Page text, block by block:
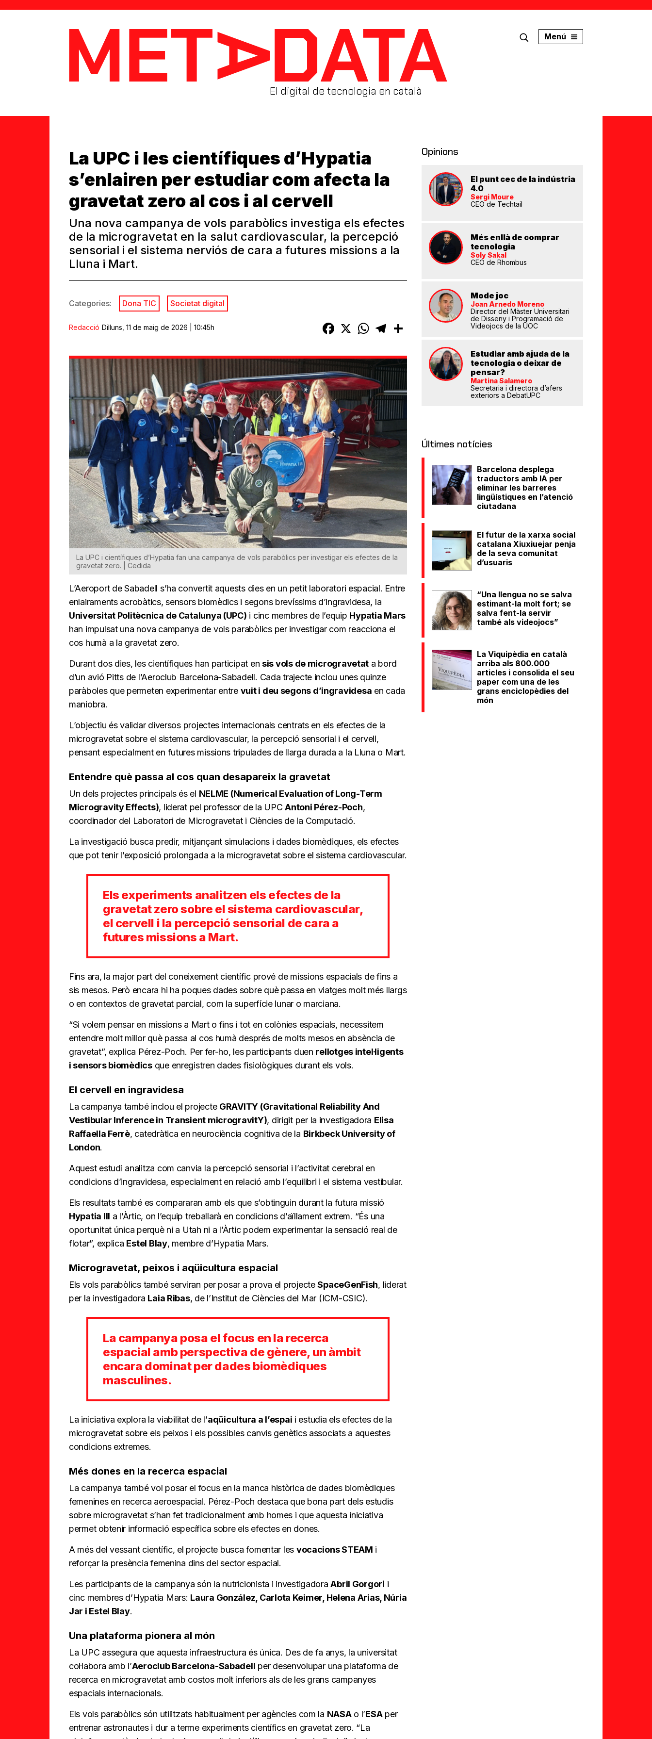
MetaData
El digital de tecnologia en català
Menú
La UPC i les científiques d’Hypatia
s’enlairen per estudiar com afecta la
gravetat zero al cos i al cervell
Una nova campanya de vols parabòlics investiga els efectes
de la microgravetat en la salut cardiovascular, la percepció
sensorial i el sistema nerviós de cara a futures missions a la
Lluna i Mart.
Categories: Dona TIC Societat digital
Redacció Dilluns, 11 de maig de 2026 | 10:45h Facebook
X WhatsAppTelegramComparteix
La UPC i científiques d’Hypatia fan una campanya de vols parabòlics per investigar els efectes de la
gravetat zero. | Cedida
L’Aeroport de Sabadell s’ha convertit aquests dies en un petit laboratori espacial. Entre
enlairaments acrobàtics, sensors biomèdics i segons brevíssims d’ingravidesa, la
Universitat Politècnica de Catalunya (UPC) i cinc membres de l’equip Hypatia Mars
han impulsat una nova campanya de vols parabòlics per investigar com reacciona el
cos humà a la gravetat zero.
Durant dos dies, les científiques han participat en sis vols de microgravetat a bord
d’un avió Pitts de l’Aeroclub Barcelona-Sabadell. Cada trajecte inclou unes quinze
paràboles que permeten experimentar entre vuit i deu segons d’ingravidesa en cada
maniobra.
L’objectiu és validar diversos projectes internacionals centrats en els efectes de la
microgravetat sobre el sistema cardiovascular, la percepció sensorial i el cervell,
pensant especialment en futures missions tripulades de llarga durada a la Lluna o Mart.
Entendre què passa al cos quan desapareix la gravetat
Un dels projectes principals és el NELME (Numerical Evaluation of Long-Term
Microgravity Effects), liderat pel professor de la UPCAntoni Pérez-Poch,
coordinador del Laboratori de Microgravetat i Ciències de la Computació.
La investigació busca predir, mitjançant simulacions i dades biomèdiques, els efectes
que pot tenir l’exposició prolongada a la microgravetat sobre el sistema cardiovascular.
Els experiments analitzen els efectes de la
gravetat zero sobre el sistema cardiovascular,
el cervell i la percepció sensorial de cara a
futures missions a Mart.
Fins ara, la major part del coneixement científic prové de missions espacials de fins a
sis mesos. Però encara hi ha poques dades sobre què passa en viatges molt més llargs
o en contextos de gravetat parcial, com la superfície lunar o marciana.
“Si volem pensar en missions a Mart o fins i tot en colònies espacials, necessitem
entendre molt millor què passa al cos humà després de molts mesos en absència de
gravetat”, explica Pérez-Poch. Per fer-ho, les participants duen rellotges intel·ligents
i sensors biomèdicsque enregistren dades fisiològiques durant els vols.
El cervell en ingravidesa
La campanya també inclou el projecte GRAVITY (Gravitational Reliability And
Vestibular Inference in Transient microgravitY), dirigit per la investigadora Elisa
Raffaella Ferrè, catedràtica en neurociència cognitiva de la Birkbeck University of
London.
Aquest estudi analitza com canvia la percepció sensorial i l’activitat cerebral en
condicions d’ingravidesa, especialment en relació amb l’equilibri i el sistema vestibular.
Els resultats també es compararan amb els que s’obtinguin durant la futura missió
Hypatia III a l’Àrtic, on l’equip treballarà en condicions d’aïllament extrem. “És una
oportunitat única perquè ni a Utah ni a l’Àrtic podem experimentar la sensació real de
flotar”, explica Estel Blay, membre d’Hypatia Mars.
Microgravetat, peixos i aqüicultura espacial
Els vols parabòlics també serviran per posar a prova el projecteSpaceGenFish, liderat
per la investigadora Laia Ribas, de l’Institut de Ciències del Mar (ICM-CSIC).
La campanya posa el focus en la recerca
espacial amb perspectiva de gènere, un àmbit
encara dominat per dades biomèdiques
masculines.
La iniciativa explora la viabilitat de l’aqüicultura a l’espai i estudia els efectes de la
microgravetat sobre els peixos i els possibles canvis genètics associats a aquestes
condicions extremes.
Més dones en la recerca espacial
La campanya també vol posar el focus en la manca històrica de dades biomèdiques
femenines en recerca aeroespacial. Pérez-Poch destaca que bona part dels estudis
sobre microgravetat s’han fet tradicionalment amb homes i que aquesta iniciativa
permet obtenir informació específica sobre els efectes en dones.
A més del vessant científic, el projecte busca fomentar les vocacions STEAM i
reforçar la presència femenina dins del sector espacial.
Les participants de la campanya són la nutricionista i investigadoraAbril Gorgori i
cinc membres d’Hypatia Mars: Laura González, Carlota Keimer, Helena Arias, Núria
Jar i Estel Blay.
Una plataforma pionera al món
La UPC assegura que aquesta infraestructura és única. Des de fa anys, la universitat
col·labora amb l’Aeroclub Barcelona-Sabadell per desenvolupar una plataforma de
recerca en microgravetat amb costos molt inferiors als de les grans campanyes
espacials internacionals.
Els vols parabòlics són utilitzats habitualment per agències com la NASAo l’ESAper
entrenar astronautes i dur a terme experiments científics en gravetat zero. “La
Opinions
El punt cec de la indústria
4.0
Sergi Moure
CEO de Techtail
Més enllà de comprar
tecnologia
Soly Sakal
CEO de Rhombus
Mode joc
Joan Arnedo Moreno
Director del Màster Universitari
de Disseny i Programació de
Videojocs de la UOC
Estudiar amb ajuda de la
tecnologia o deixar de
pensar?
Martina Salamero
Secretaria i directora d’afers
exteriors a DebatUPC
Últimes notícies
Barcelona desplega
traductors amb IA per
eliminar les barreres
lingüístiques en l’atenció
ciutadana
El futur de la xarxa social
catalana Xiuxiuejar penja
de la seva comunitat
d’usuaris
“Una llengua no se salva
estimant-la molt fort; se
salva fent-la servir
també als videojocs”
La Viquipèdia en català
arriba als 800.000
articles i consolida el seu
paper com una de les
grans enciclopèdies del
món